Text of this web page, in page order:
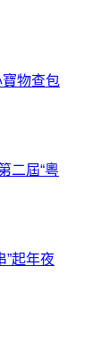
物查包
二屆“粵
”起年夜